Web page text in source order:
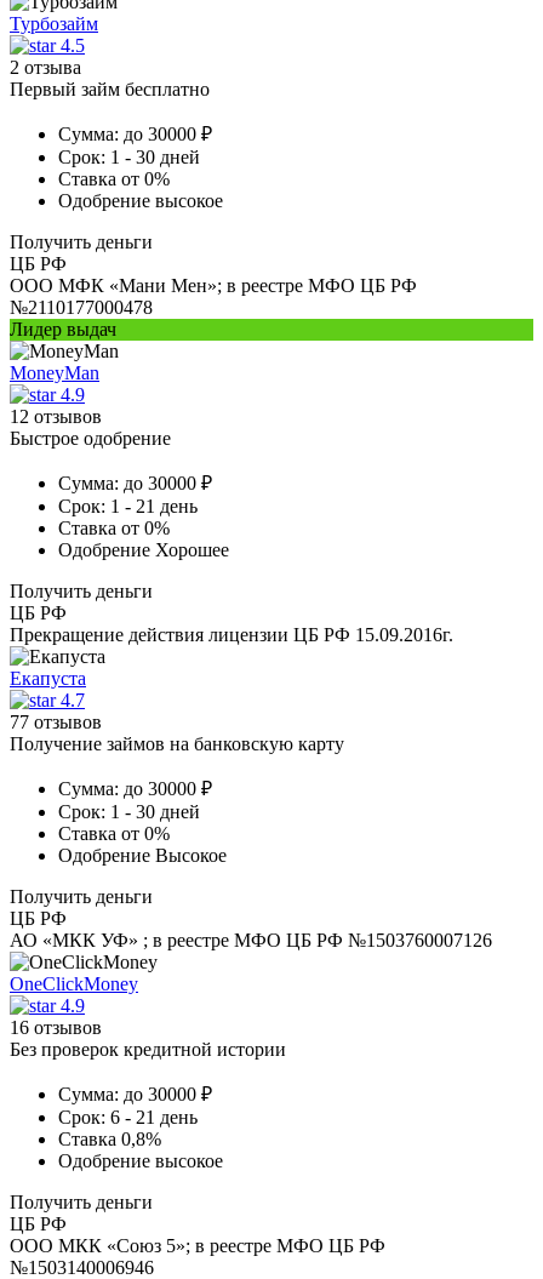
Турбозайм
4.5
2 отзыва
Первый займ бесплатно
Сумма: до 30000 ₽
Срок: 1 - 30 дней
Ставка от 0%
Одобрение высокое
Получить деньги
ЦБ РФ
ООО МФК «Мани Мен»; в реестре МФО ЦБ РФ
№2110177000478
Лидер выдач
MoneyMan
4.9
12 отзывов
Быстрое одобрение
Сумма: до 30000 ₽
Срок: 1 - 21 день
Ставка от 0%
Одобрение Хорошее
Получить деньги
ЦБ РФ
Прекращение действия лицензии ЦБ РФ 15.09.2016г.
Екапуста
4.7
77 отзывов
Получение займов на банковскую карту
Сумма: до 30000 ₽
Срок: 1 - 30 дней
Ставка от 0%
Одобрение Высокое
Получить деньги
ЦБ РФ
АО «МКК УФ» ; в реестре МФО ЦБ РФ №1503760007126
OneClickMoney
4.9
16 отзывов
Без проверок кредитной истории
Сумма: до 30000 ₽
Срок: 6 - 21 день
Ставка 0,8%
Одобрение высокое
Получить деньги
ЦБ РФ
ООО МКК «Союз 5»; в реестре МФО ЦБ РФ
№1503140006946